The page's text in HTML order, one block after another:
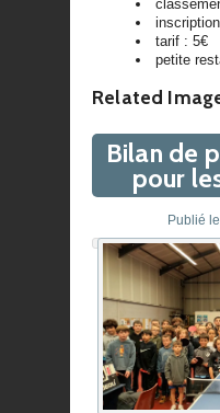
tarif : 5€
petite
Related
Bilan de
pour
Publié le